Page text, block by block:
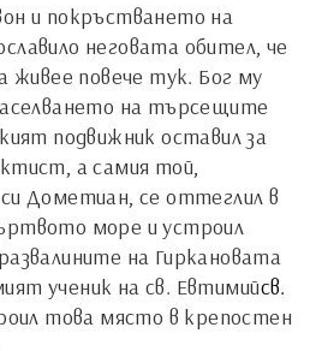
и покръстването на
неговата обител, че
живее повече тук. Бог му
на търсещите
подвижник оставил за
а самия той,
Дометиан, се оттеглил в
море и устроил
на Гиркановата
ученик на св. Евтимийсв.
това място в крепостен